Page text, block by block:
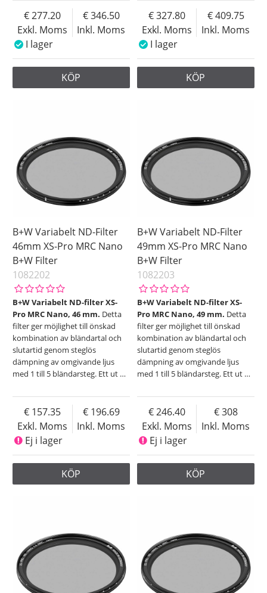
Exkl. Moms
277.20
Inkl. Moms
346.50
I lager
KÖP
Exkl. Moms
327.80
Inkl. Moms
409.75
I lager
KÖP
B+W Variabelt ND-Filter
46mm XS-Pro MRC Nano
B+W Filter
1082202
B+W Variabelt ND-filter XS-
Pro MRC Nano, 46 mm. Detta
filter ger möjlighet till önskad
kombination av bländartal och
slutartid genom steglös
dämpning av omgivande ljus
med 1 till 5 bländarsteg. Ett ut …
Exkl. Moms
157.35
Inkl. Moms
196.69
Ej i lager
KÖP
B+W Variabelt ND-Filter
49mm XS-Pro MRC Nano
B+W Filter
1082203
B+W Variabelt ND-filter XS-
Pro MRC Nano, 49 mm. Detta
filter ger möjlighet till önskad
kombination av bländartal och
slutartid genom steglös
dämpning av omgivande ljus
med 1 till 5 bländarsteg. Ett ut …
Exkl. Moms
246.40
Inkl. Moms
308
Ej i lager
KÖP